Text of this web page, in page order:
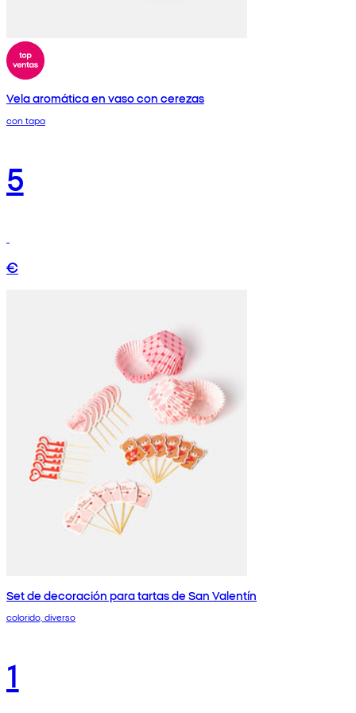
Vela aromática en vaso con cerezas
con tapa
5
€
Set de decoración para tartas de San Valentín
colorido, diverso
1